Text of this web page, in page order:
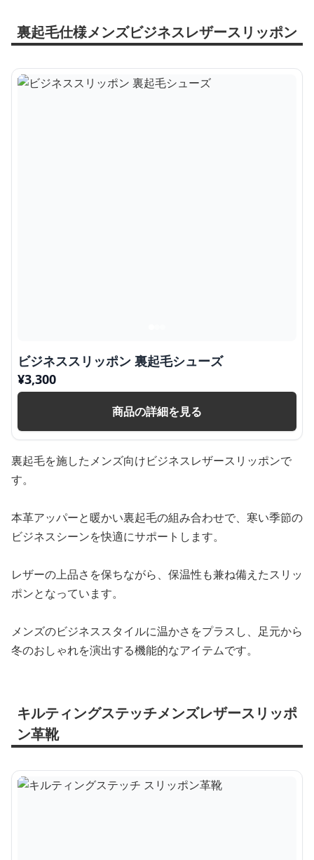
裏起毛仕様メンズビジネスレザースリッポン
ビジネススリッポン 裏起毛シューズ
¥3,300
商品の詳細を見る
裏起毛を施したメンズ向けビジネスレザースリッポンで
す。
本革アッパーと暖かい裏起毛の組み合わせで、寒い季節の
ビジネスシーンを快適にサポートします。
レザーの上品さを保ちながら、保温性も兼ね備えたスリッ
ポンとなっています。
メンズのビジネススタイルに温かさをプラスし、足元から
冬のおしゃれを演出する機能的なアイテムです。
キルティングステッチメンズレザースリッポ
ン革靴